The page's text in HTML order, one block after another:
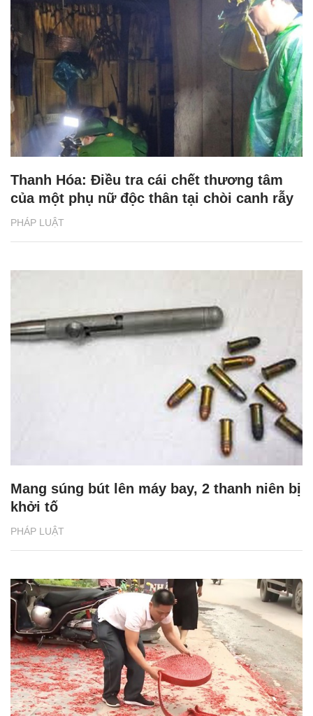
PHÁP LUẬT
Thanh Hóa: Điều tra cái chết thương tâm
của một phụ nữ độc thân tại chòi canh rẫy
PHÁP LUẬT
Mang súng bút lên máy bay, 2 thanh niên bị
khởi tố